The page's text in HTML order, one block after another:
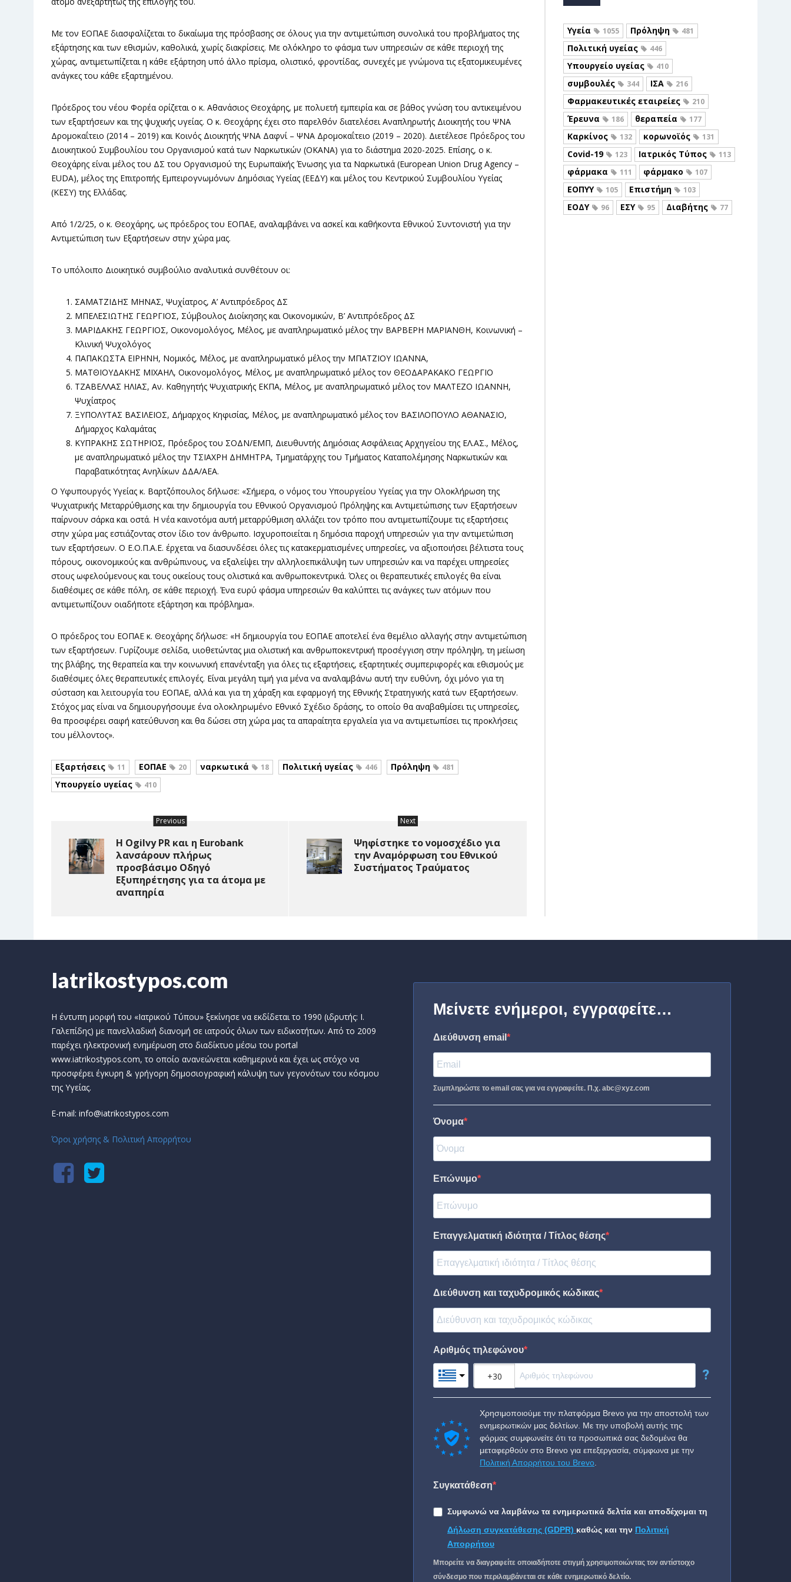
Με τον ΕΟΠΑΕ διασφαλίζεται το δικαίωμα της πρόσβασης σε όλους για την αντιμετώπιση συνολικά του προβλήματος της
εξάρτησης και των εθισμών, καθολικά, χωρίς διακρίσεις. Με ολόκληρο το φάσμα των υπηρεσιών σε κάθε περιοχή της
χώρας, αντιμετωπίζεται η κάθε εξάρτηση υπό άλλο πρίσμα, ολιστικό, φροντίδας, συνεχές με γνώμονα τις εξατομικευμένες
ανάγκες του κάθε εξαρτημένου.
Πρόεδρος του νέου Φορέα ορίζεται ο κ. Αθανάσιος Θεοχάρης, με πολυετή εμπειρία και σε βάθος γνώση του αντικειμένου
των εξαρτήσεων και της ψυχικής υγείας. Ο κ. Θεοχάρης έχει στο παρελθόν διατελέσει Αναπληρωτής Διοικητής του ΨΝΑ
Δρομοκαΐτειο (2014 – 2019) και Κοινός Διοικητής ΨΝΑ Δαφνί – ΨΝΑ Δρομοκαΐτειο (2019 – 2020). Διετέλεσε Πρόεδρος του
Διοικητικού Συμβουλίου του Οργανισμού κατά των Ναρκωτικών (ΟΚΑΝΑ) για το διάστημα 2020-2025. Επίσης, ο κ.
Θεοχάρης είναι μέλος του ΔΣ του Οργανισμού της Ευρωπαϊκής Ένωσης για τα Ναρκωτικά (European Union Drug Agency –
EUDA), μέλος της Επιτροπής Εμπειρογνωμόνων Δημόσιας Υγείας (ΕΕΔΥ) και μέλος του Κεντρικού Συμβουλίου Υγείας
(ΚΕΣΥ) της Ελλάδας.
Από 1/2/25, ο κ. Θεοχάρης, ως πρόεδρος του ΕΟΠΑΕ, αναλαμβάνει να ασκεί και καθήκοντα Εθνικού Συντονιστή για την
Αντιμετώπιση των Εξαρτήσεων στην χώρα μας.
Το υπόλοιπο Διοικητικό συμβούλιο αναλυτικά συνθέτουν οι:
ΣΑΜΑΤΖΙΔΗΣ ΜΗΝΑΣ, Ψυχίατρος, Α’ Αντιπρόεδρος ΔΣ
ΜΠΕΛΕΣΙΩΤΗΣ ΓΕΩΡΓΙΟΣ, Σύμβουλος Διοίκησης και Οικονομικών, Β’ Αντιπρόεδρος ΔΣ
ΜΑΡΙΔΑΚΗΣ ΓΕΩΡΓΙΟΣ, Οικονομολόγος, Μέλος, με αναπληρωματικό μέλος την ΒΑΡΒΕΡΗ ΜΑΡΙΑΝΘΗ, Κοινωνική –
Κλινική Ψυχολόγος
ΠΑΠΑΚΩΣΤΑ ΕΙΡΗΝΗ, Νομικός, Μέλος, με αναπληρωματικό μέλος την ΜΠΑΤΖΙΟΥ ΙΩΑΝΝΑ,
ΜΑΤΘΙΟΥΔΑΚΗΣ ΜΙΧΑΗΛ, Οικονομολόγος, Μέλος, με αναπληρωματικό μέλος τον ΘΕΟΔΑΡΑΚΑΚΟ ΓΕΩΡΓΙΟ
ΤΖΑΒΕΛΛΑΣ ΗΛΙΑΣ, Αν. Καθηγητής Ψυχιατρικής ΕΚΠΑ, Μέλος, με αναπληρωματικό μέλος τον ΜΑΛΤΕΖΟ ΙΩΑΝΝΗ,
Ψυχίατρος
ΞΥΠΟΛΥΤΑΣ ΒΑΣΙΛΕΙΟΣ, Δήμαρχος Κηφισίας, Μέλος, με αναπληρωματικό μέλος τον ΒΑΣΙΛΟΠΟΥΛΟ ΑΘΑΝΑΣΙΟ,
Δήμαρχος Καλαμάτας
ΚΥΠΡΑΚΗΣ ΣΩΤΗΡΙΟΣ, Πρόεδρος του ΣΟΔΝ/ΕΜΠ, Διευθυντής Δημόσιας Ασφάλειας Αρχηγείου της ΕΛ.ΑΣ., Μέλος,
με αναπληρωματικό μέλος την ΤΣΙΑΧΡΗ ΔΗΜΗΤΡΑ, Τμηματάρχης του Τμήματος Καταπολέμησης Ναρκωτικών και
Παραβατικότητας Ανηλίκων ΔΔΑ/ΑΕΑ.
Ο Υφυπουργός Υγείας κ. Βαρτζόπουλος δήλωσε: «Σήμερα, ο νόμος του Υπουργείου Υγείας για την Ολοκλήρωση της
Ψυχιατρικής Μεταρρύθμισης και την δημιουργία του Εθνικού Οργανισμού Πρόληψης και Αντιμετώπισης των Εξαρτήσεων
παίρνουν σάρκα και οστά. Η νέα καινοτόμα αυτή μεταρρύθμιση αλλάζει τον τρόπο που αντιμετωπίζουμε τις εξαρτήσεις
στην χώρα μας εστιάζοντας στον ίδιο τον άνθρωπο. Ισχυροποιείται η δημόσια παροχή υπηρεσιών για την αντιμετώπιση
των εξαρτήσεων. Ο Ε.Ο.Π.Α.Ε. έρχεται να διασυνδέσει όλες τις κατακερματισμένες υπηρεσίες, να αξιοποιήσει βέλτιστα τους
πόρους, οικονομικούς και ανθρώπινους, να εξαλείψει την αλληλοεπικάλυψη των υπηρεσιών και να παρέχει υπηρεσίες
στους ωφελούμενους και τους οικείους τους ολιστικά και ανθρωποκεντρικά. Όλες οι θεραπευτικές επιλογές θα είναι
διαθέσιμες σε κάθε πόλη, σε κάθε περιοχή. Ένα ευρύ φάσμα υπηρεσιών θα καλύπτει τις ανάγκες των ατόμων που
αντιμετωπίζουν οιαδήποτε εξάρτηση και πρόβλημα».
Ο πρόεδρος του ΕΟΠΑΕ κ. Θεοχάρης δήλωσε: «Η δημιουργία του ΕΟΠΑΕ αποτελεί ένα θεμέλιο αλλαγής στην αντιμετώπιση
των εξαρτήσεων. Γυρίζουμε σελίδα, υιοθετώντας μια ολιστική και ανθρωποκεντρική προσέγγιση στην πρόληψη, τη μείωση
της βλάβης, της θεραπεία και την κοινωνική επανένταξη για όλες τις εξαρτήσεις, εξαρτητικές συμπεριφορές και εθισμούς με
διαθέσιμες όλες θεραπευτικές επιλογές. Είναι μεγάλη τιμή για μένα να αναλαμβάνω αυτή την ευθύνη, όχι μόνο για τη
σύσταση και λειτουργία του ΕΟΠΑΕ, αλλά και για τη χάραξη και εφαρμογή της Εθνικής Στρατηγικής κατά των Εξαρτήσεων.
Στόχος μας είναι να δημιουργήσουμε ένα ολοκληρωμένο Εθνικό Σχέδιο δράσης, το οποίο θα αναβαθμίσει τις υπηρεσίες,
θα προσφέρει σαφή κατεύθυνση και θα δώσει στη χώρα μας τα απαραίτητα εργαλεία για να αντιμετωπίσει τις προκλήσεις
του μέλλοντος».
Εξαρτήσεις 11 ΕΟΠΑΕ 20 ναρκωτικά 18 Πολιτική υγείας 446 Πρόληψη 481
Υπουργείο υγείας 410
Previous
Η Ogilvy PR και η Eurobank
λανσάρουν πλήρως
προσβάσιμο Οδηγό
Εξυπηρέτησης για τα άτομα με
αναπηρία
Next
Ψηφίστηκε το νομοσχέδιο για
την Αναμόρφωση του Εθνικού
Συστήματος Τραύματος
Υγεία 1055 Πρόληψη 481
Πολιτική υγείας 446
Υπουργείο υγείας 410
συμβουλές 344 ΙΣΑ 216
Φαρμακευτικές εταιρείες 210
Έρευνα 186 θεραπεία 177
Καρκίνος 132 κορωνοϊός 131
Covid-19 123 Ιατρικός Τύπος 113
φάρμακα 111 φάρμακο 107
ΕΟΠΥΥ 105 Επιστήμη 103
ΕΟΔΥ 96 ΕΣΥ 95 Διαβήτης 77
Iatrikostypos.com
Η έντυπη μορφή του «Ιατρικού Τύπου» ξεκίνησε να εκδίδεται το 1990 (ιδρυτής: Ι.
Γαλεπίδης) με πανελλαδική διανομή σε ιατρούς όλων των ειδικοτήτων. Από το 2009
παρέχει ηλεκτρονική ενημέρωση στο διαδίκτυο μέσω του portal
www.iatrikostypos.com, το οποίο ανανεώνεται καθημερινά και έχει ως στόχο να
προσφέρει έγκυρη & γρήγορη δημοσιογραφική κάλυψη των γεγονότων του κόσμου
της Υγείας.
E-mail: info@iatrikostypos.com
Όροι χρήσης & Πολιτική Απορρήτου
Μείνετε ενήμεροι, εγγραφείτε…
Διεύθυνση email
Συμπληρώστε το email σας για να εγγραφείτε. Π.χ. abc@xyz.com
Όνομα
Επώνυμο
Επαγγελματική ιδιότητα / Τίτλος θέσης
Διεύθυνση και ταχυδρομικός κώδικας
Αριθμός τηλεφώνου
?
Χρησιμοποιούμε την πλατφόρμα Brevo για την αποστολή των
ενημερωτικών μας δελτίων. Με την υποβολή αυτής της
φόρμας συμφωνείτε ότι τα προσωπικά σας δεδομένα θα
μεταφερθούν στο Brevo για επεξεργασία, σύμφωνα με την
Πολιτική Απορρήτου του Brevo
Συγκατάθεση
Συμφωνώ να λαμβάνω τα ενημερωτικά δελτία και αποδέχομαι τη
Δήλωση συγκατάθεσης (GDPR) καθώς και την Πολιτική
Απορρήτου
Μπορείτε να διαγραφείτε οποιαδήποτε στιγμή χρησιμοποιώντας τον αντίστοιχο
σύνδεσμο που περιλαμβάνεται σε κάθε ενημερωτικό δελτίο.